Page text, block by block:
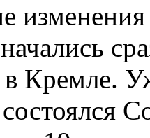
в Кремле.